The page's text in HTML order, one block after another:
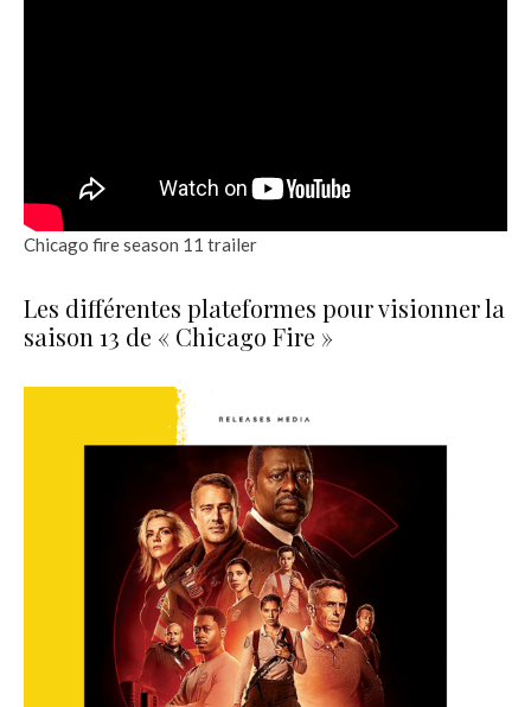
Chicago fire season 11 trailer
Les différentes plateformes pour visionner la
saison 13 de « Chicago Fire »